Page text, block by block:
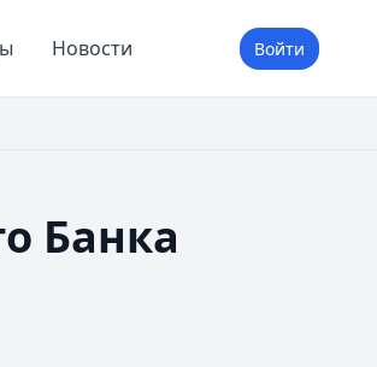
Новости Войти
Банка